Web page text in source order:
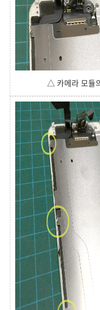
△ 카메라 모듈